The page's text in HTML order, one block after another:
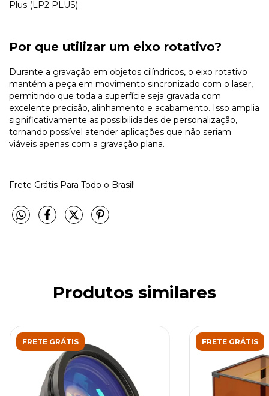
Plus (LP2 PLUS)
Por que utilizar um eixo rotativo?
Durante a gravação em objetos cilíndricos, o eixo rotativo
mantém a peça em movimento sincronizado com o laser,
permitindo que toda a superfície seja gravada com
excelente precisão, alinhamento e acabamento. Isso amplia
significativamente as possibilidades de personalização,
tornando possível atender aplicações que não seriam
viáveis apenas com a gravação plana.
Frete Grátis Para Todo o Brasil!
Produtos similares
FRETE GRÁTIS FRETE GRÁTIS